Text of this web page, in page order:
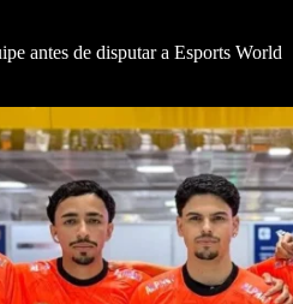
antes de disputar a Esports World